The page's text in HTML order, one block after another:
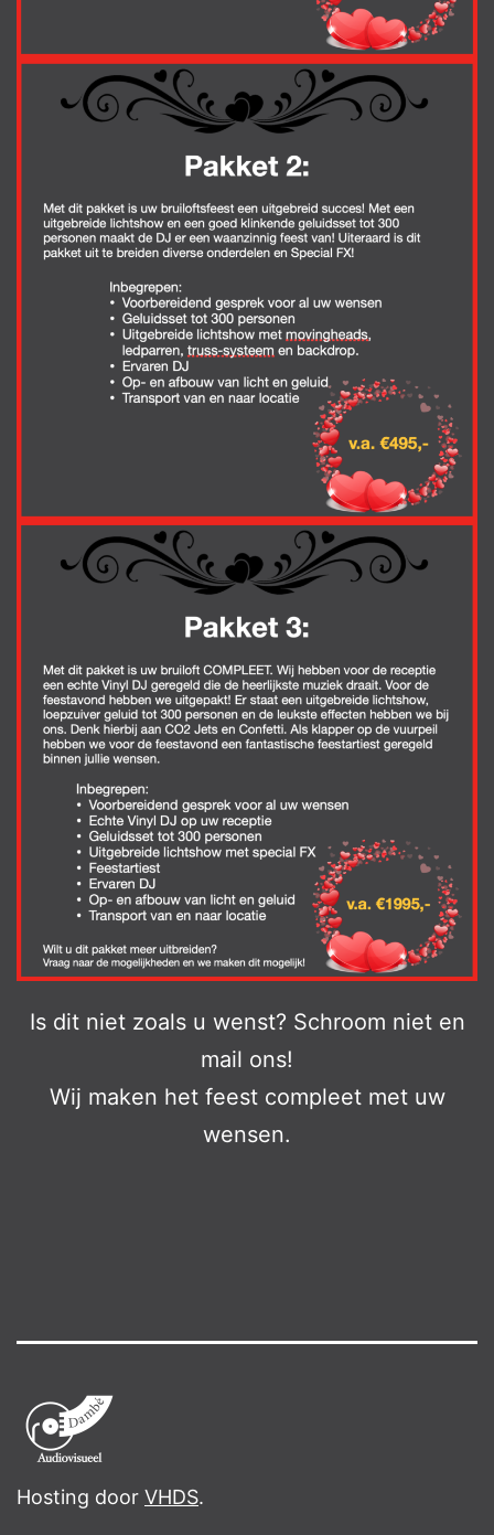
Is dit niet zoals u wenst? Schroom niet en
mail ons!
Wij maken het feest compleet met uw
wensen.
Hosting door VHDS.